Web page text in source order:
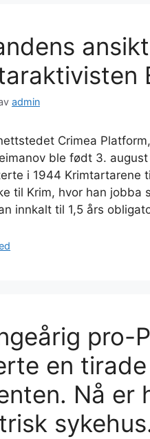
admin
Crimea
ble født 3.
i 1944 Krimtartarene
til Krim, hvor han jobba
innkalt til 1,5 års
pro-
en
Nå er